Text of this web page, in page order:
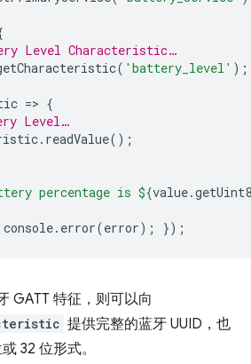
Level Characteristic…
( 'battery_level' );
=> {
Level…
. readValue();
percentage is ${value.getUint8
console. error(error); });
GATT 特征，则可以向
提供完整的蓝牙 UUID，也
32 位形式。